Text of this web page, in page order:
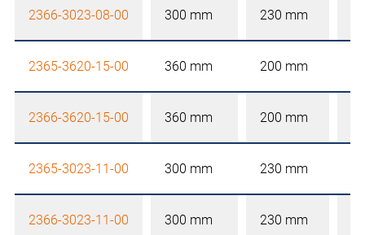
2366-3023-08-00 300 mm 230 mm
2365-3620-15-00 360 mm 200 mm
2366-3620-15-00 360 mm 200 mm
2365-3023-11-00 300 mm 230 mm
2366-3023-11-00 300 mm 230 mm